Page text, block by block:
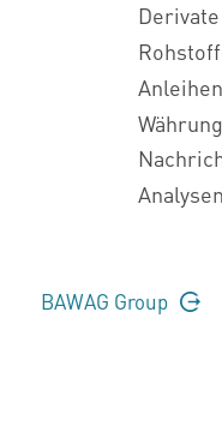
Derivate
Anleihen
Analysen
BAWAG Group